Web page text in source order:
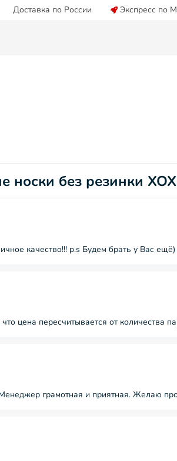
Доставка по России Экспресс по
носки без резинки
качество!!! p.s Будем брать у Вас ещё)
цена пересчитывается от количества
грамотная и приятная. Желаю